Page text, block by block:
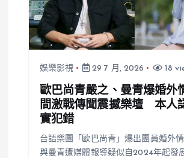
娛樂影視 29 7 月, 2026 18
歐巴尚青嚴之、曼青爆婚外
間激戰傳聞震撼樂壇 本人
實犯錯
台語樂團「歐巴尚青」爆出團員婚外
與曼青遭媒體報導疑似自2024年起發